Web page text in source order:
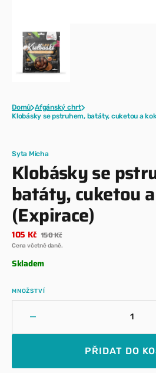
Domů Afgánský chrt
Klobásky se pstruhem, batáty, cuketou a
Syta Micha
Klobásky se
batáty, cuketou
(Expirace)
Prodejní
cena
105 Kč Běžná
cena
150 Kč
Cena včetně daně.
Skladem
MNOŽSTVÍ
množství
PŘIDAT DO